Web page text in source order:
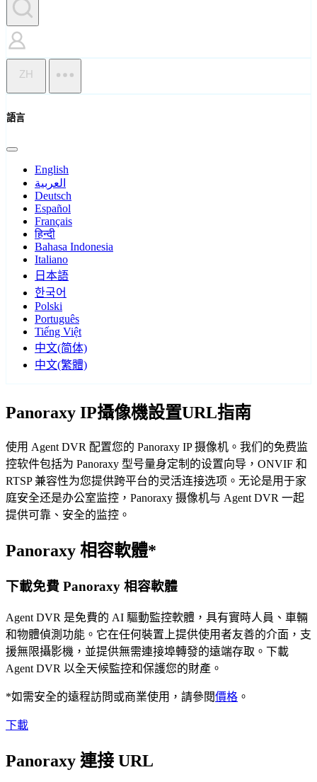
ZH
語言
English
العربية
Deutsch
Español
Français
हिन्दी
Bahasa Indonesia
Italiano
日本語
한국어
Polski
Português
Tiếng Việt
中文(简体)
中文(繁體)
Panoraxy IP攝像機設置URL指南
使用 Agent DVR 配置您的 Panoraxy IP 摄像机。我们的免费监
控软件包括为 Panoraxy 型号量身定制的设置向导，ONVIF 和
RTSP 兼容性为您提供跨平台的灵活连接选项。无论是用于家
庭安全还是办公室监控，Panoraxy 摄像机与 Agent DVR 一起
提供可靠、安全的监控。
Panoraxy 相容軟體*
下載免費 Panoraxy 相容軟體
Agent DVR 是免費的 AI 驅動監控軟體，具有實時人員、車輛
和物體偵測功能。它在任何裝置上提供使用者友善的介面，支
援無限攝影機，並提供無需連接埠轉發的遠端存取。下載
Agent DVR 以全天候監控和保護您的財產。
*如需安全的遠程訪問或商業使用，請參閱價格 。
下載
Panoraxy 連接 URL